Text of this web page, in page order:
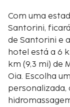
Com uma
Santorini,
de Santorini e a
hotel está a 6
km (9,3 mi) de
Oia. Escolha
personalizada,